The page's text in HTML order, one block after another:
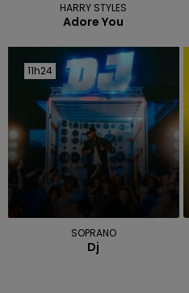
HARRY STYLES
Adore You
11h24
11h24
SOPRANO
Dj